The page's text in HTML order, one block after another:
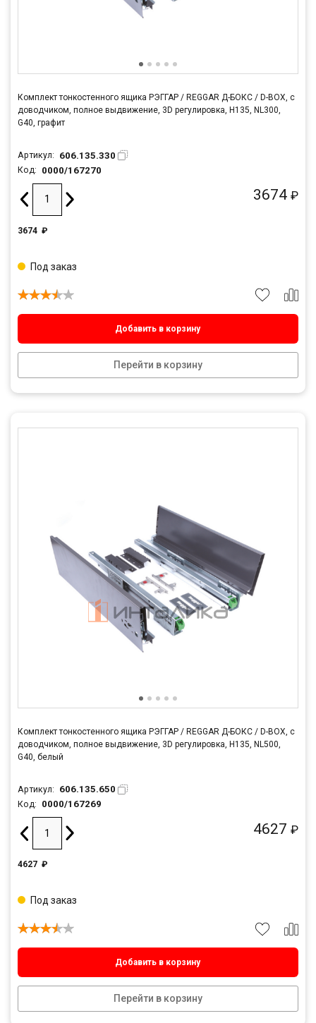
Комплект тонкостенного ящика РЭГГАР / REGGAR Д-БОКС / D-BOX, с
доводчиком, полное выдвижение, 3D регулировка, H135, NL300,
G40, графит
Артикул: 606.135.330
Код: 0000/167270
3674 ₽
3674 ₽
Добавить в корзину
Перейти в корзину
Под заказ
Комплект тонкостенного ящика РЭГГАР / REGGAR Д-БОКС / D-BOX, с
доводчиком, полное выдвижение, 3D регулировка, H135, NL500,
G40, белый
Артикул: 606.135.650
Код: 0000/167269
4627 ₽
4627 ₽
Добавить в корзину
Перейти в корзину
Под заказ